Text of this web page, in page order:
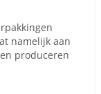
namelijk aan
produceren